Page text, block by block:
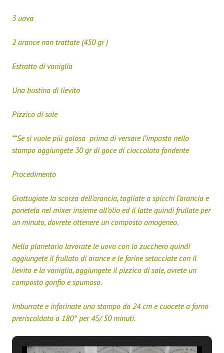
3 uova
2 arance non trattate (450 gr )
Estratto di vaniglia
Una bustina di lievito
Pizzico di sale
**Se si vuole più golosa prima di versare l’impasto nello
stampo aggiungete 30 gr di goce di cioccolato fondente
Procedimento
Grattugiate la scorza dell’arancia, tagliate a spicchi l’arancia e
ponetela nel mixer insieme all’olio ed il latte quindi frullate per
un minuto, dovrete ottenere un composto omogeneo.
Nella planetaria lavorate le uova con lo zucchero quindi
aggiungete il frullato di arance e le farine setacciate con il
lievito e la vaniglia, aggiungete il pizzico di sale, avrete un
composto gonfio e spumoso.
Imburrate e infarinate uno stampo da 24 cm e cuocete a forno
preriscaldato a 180° per 45/ 50 minuti.